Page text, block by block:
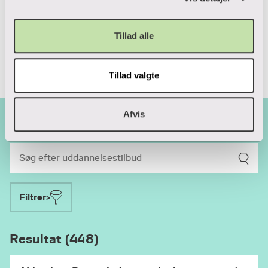
Tillad alle
Tillad valgte
Afvis
diplomuddannelser.
Du kan også vælge at bruge
søgefunktionen
Filtrer>
Resultat (448)